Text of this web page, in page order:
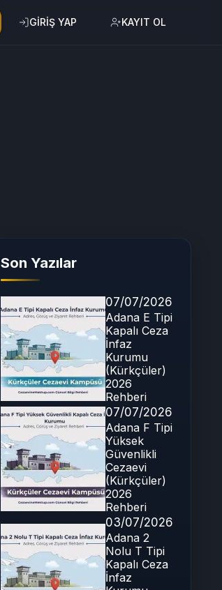
GİRİŞ YAP KAYIT OL
Son Yazılar
07/07/2026
Adana E Tipi
Kapalı Ceza
İnfaz
Kurumu
(Kürkçüler)
2026
Rehberi
07/07/2026
Adana F Tipi
Yüksek
Güvenlikli
Cezaevi
(Kürkçüler)
2026
Rehberi
03/07/2026
Adana 2
Nolu T Tipi
Kapalı Ceza
İnfaz